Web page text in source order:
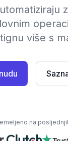
više s
na